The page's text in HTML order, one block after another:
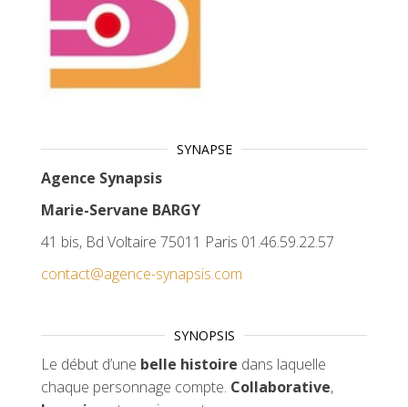
SYNAPSE
Agence Synapsis
Marie-Servane BARGY
41 bis, Bd Voltaire 75011 Paris 01.46.59.22.57
contact@agence-synapsis.com
SYNOPSIS
Le début d’une belle histoire dans laquelle
chaque personnage compte. Collaborative,